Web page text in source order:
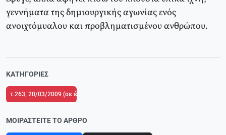
γεννήματα της δημιουργικής αγωνίας ενός
ανοιχτόμυαλου και προβληματισμένου ανθρώπου.
ΚΑΤΗΓΟΡΊΕΣ
τ.263, 20/03/2009 (σε ένθετο οι σελίδες της Αριστεράς με το αφιέρωμα
ΜΟΙΡΑΣΤΕΊΤΕ ΤΟ ΆΡΘΡΟ